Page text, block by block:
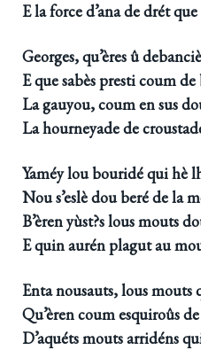
E la force d’ana de drét que
Georges, qu’ères û
E que sabès presti coum
La gauyou, coum en sus
La hourneyade de
Yaméy lou bouridé qui hè
Nou s’eslè dou beré de la
B’èren yùst?s lous mouts
E quin aurén plagut au
Enta nousauts, lous mouts
Qu’èren coum esquiroûs
D’aquéts mouts arridéns